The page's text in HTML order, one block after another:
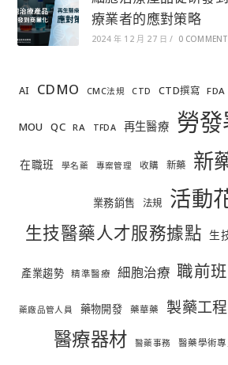
療業者的應對策略
2024 年 12 月 27 日 / 0
AI CDMO CMC法規 CTD CTD撰寫 FDA
MOU QC RA TFDA 再生醫療 勞
在職班 學名藥 專案管理 收購 新藥 新
業務銷售 法規 活動
生技醫藥人才服務據點 生
產業趨勢 精準醫療 細胞治療 職前班
藥廠品管人員 藥物開發 藥華藥 製藥工
醫療器材 醫藥事務 醫藥學術專